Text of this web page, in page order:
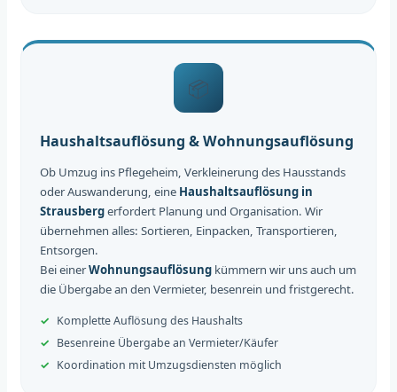
📦
Haushaltsauflösung & Wohnungsauflösung
Ob Umzug ins Pflegeheim, Verkleinerung des Hausstands
oder Auswanderung, eine Haushaltsauflösung in
Strausbergerfordert Planung und Organisation. Wir
übernehmen alles: Sortieren, Einpacken, Transportieren,
Entsorgen.
Bei einerWohnungsauflösung kümmern wir uns auch um
die Übergabe an den Vermieter, besenrein und fristgerecht.
Komplette Auflösung des Haushalts
Besenreine Übergabe an Vermieter/Käufer
Koordination mit Umzugsdiensten möglich